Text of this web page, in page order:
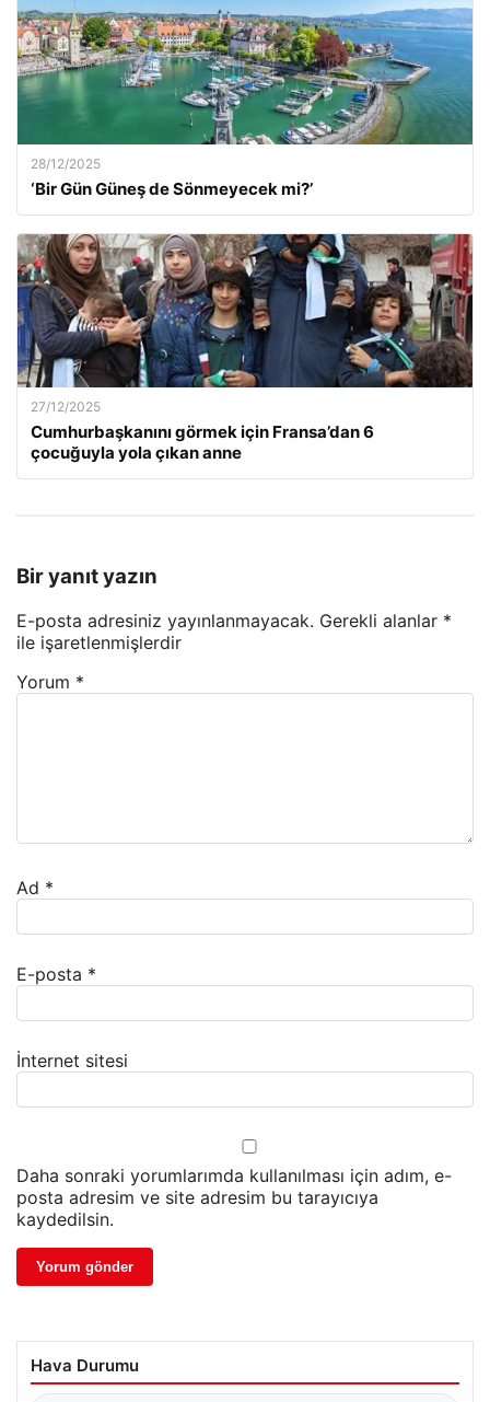
28/12/2025
‘Bir Gün Güneş de Sönmeyecek mi?’
27/12/2025
Cumhurbaşkanını görmek için Fransa’dan 6
çocuğuyla yola çıkan anne
Bir yanıt yazın
E-posta adresiniz yayınlanmayacak. Gerekli alanlar *
ile işaretlenmişlerdir
Yorum *
Ad *
E-posta *
İnternet sitesi
Daha sonraki yorumlarımda kullanılması için adım, e-
posta adresim ve site adresim bu tarayıcıya
kaydedilsin.
Hava Durumu